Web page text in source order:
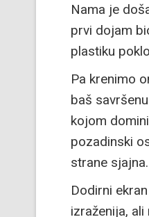
Nama je
prvi dojam
plastiku
Pa krenimo
baš
kojom
pozadinski
strane sjajna.
Dodirni
izraženija,